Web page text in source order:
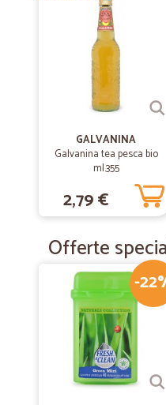
GALVANINA
Galvanina tea pesca bio
ml.355
2,79 €
Offerte
-